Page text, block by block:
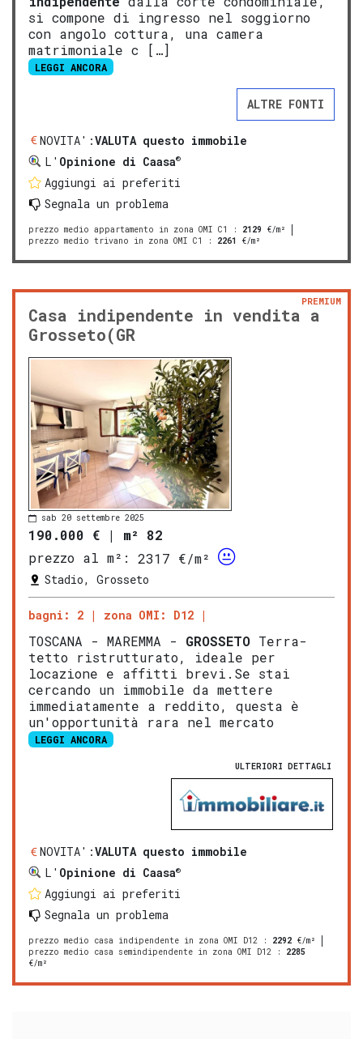
si compone di ingresso nel soggiorno
con angolo cottura, una camera
matrimoniale c […]
LEGGI ANCORA
ALTRE FONTI
NOVITA':VALUTA questo immobile
L' Opinione di Caasa®
Aggiungi ai preferiti
Segnala un problema
prezzo medio appartamento in zona OMI C1 : 2129 €/m²
prezzo medio trivano in zona OMI C1
: 2261 €/m²
Casa indipendente in vendita a
Grosseto(GR
PREMIUM
sab 20 settembre 2025
190.000 € | m² 82
prezzo al m²:
2317 €/m²
Stadio, Grosseto
bagni: 2 zona OMI: D12
TOSCANA - MAREMMA - GROSSETO Terra-
tetto ristrutturato, ideale per
locazione e affitti brevi.Se stai
cercando un immobile da mettere
immediatamente a reddito, questa è
un'opportunità rara nel mercato
LEGGI ANCORA
ULTERIORI DETTAGLI
NOVITA':VALUTA questo immobile
L' Opinione di Caasa®
Aggiungi ai preferiti
Segnala un problema
prezzo medio casa indipendente in zona OMI D12 : 2292 €/m²
prezzo medio casa semindipendente in zona OMI D12 : 2285
€/m²